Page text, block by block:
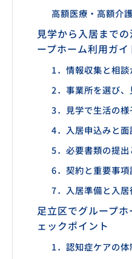
高額医療・高額介
見学から入居まで
ープホーム利用ガイ
1．情報収集と相談
2．事業所を選び
3．見学で生活の様
4．入居申込みと
5．必要書類の提
6．契約と重要事
7．入居準備と入居
足立区でグループ
ェックポイント
1．認知症ケアの